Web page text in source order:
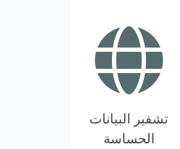
تشفير البيانات
الحساسة